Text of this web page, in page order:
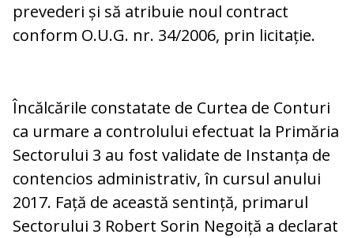
prevederi și să atribuie noul contract
conform O.U.G. nr. 34/2006, prin licitație.
Încălcările constatate de Curtea de Conturi
ca urmare a controlului efectuat la Primăria
Sectorului 3 au fost validate de Instanța de
contencios administrativ, în cursul anului
2017. Față de această sentință, primarul
Sectorului 3 Robert Sorin Negoiță a declarat